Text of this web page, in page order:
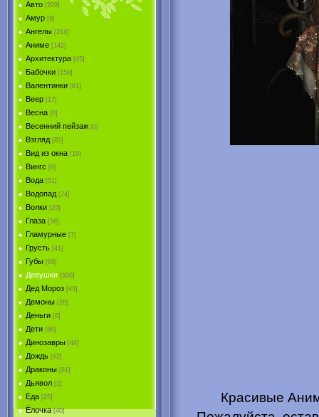
Авто [209]
Амур [9]
Ангелы [214]
Аниме [142]
Архитектура [45]
Бабочки [159]
Валентинки [81]
Веер [17]
Весна [0]
Весенний пейзаж [0]
Взгляд [85]
Вид из окна [19]
Вингс [6]
Вода [51]
Водопад [24]
Волки [29]
Глаза [58]
Гламурные [7]
Грусть [41]
Губы [66]
Девушки [500]
Дед Мороз [43]
Демоны [26]
Деньги [6]
Дети [88]
Динозавры [44]
Дождь [62]
Драконы [61]
Дьявол [2]
Еда [25]
Ёлочка [40]
Красивые